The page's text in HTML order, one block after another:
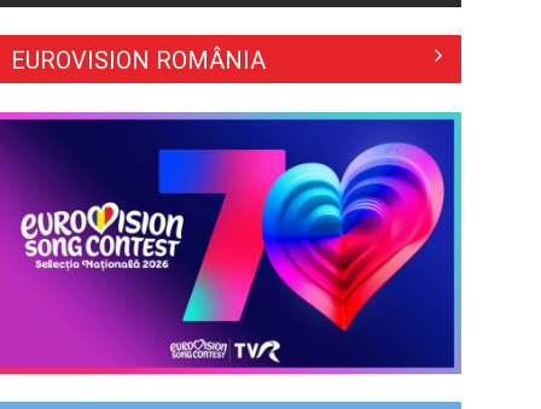
Anda Călugăreanu cu „N-am
noroc” – a cincea cea mai votată
„Cerul” trupei Proconsul – a şasea
cea mai votată piesă în concursul
„Cerbul ...
„Spune-mi”, piesa Monicăi Anghel
– a patra cea mai votată în
EUROVISION ROMÂNIA